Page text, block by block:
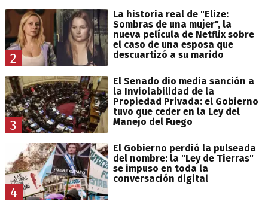
2
La historia real de "Elize:
Sombras de una mujer", la
nueva película de Netflix sobre
el caso de una esposa que
descuartizó a su marido
3
El Senado dio media sanción a
la Inviolabilidad de la
Propiedad Privada: el Gobierno
tuvo que ceder en la Ley del
Manejo del Fuego
4
El Gobierno perdió la pulseada
del nombre: la "Ley de Tierras"
se impuso en toda la
conversación digital